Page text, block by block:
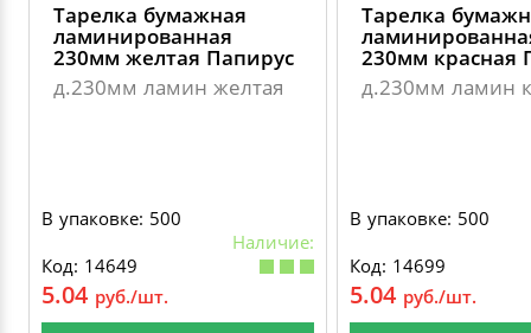
Тарелка бумажная
ламинированная
230мм желтая Папирус
д.230мм ламин желтая
В упаковке: 500
Наличие:
Код: 14649
5.04 руб./шт.
Тарелка
230мм красная
д.230мм ламин
В упаковке: 500
Код: 14699
5.04 руб./шт.